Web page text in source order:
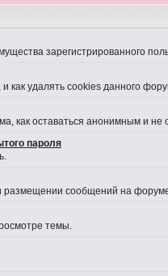
зарегистрированного
как удалять cookies данного
как оставаться анонимным и
пароля
размещении сообщений на
темы.